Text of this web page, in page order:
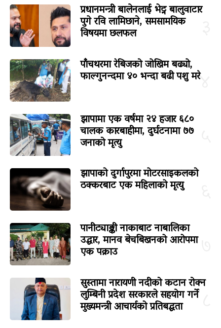
प्रधानमन्त्री बालेनलाई भेट्न बालुवाटार
पुगे रवि लामिछाने, समसामयिक
विषयमा छलफल
४
पाँचथरमा रेबिजको जोखिम बढ्यो,
फाल्गुनन्दमा ४० भन्दा बढी पशु मरे
झापामा एक वर्षमा २४ हजार ६८०
चालक कारबाहीमा, दुर्घटनामा ७७
जनाको मृत्यु
झापाको दुर्गापुरमा मोटरसाइकलको
ठक्करबाट एक महिलाको मृत्यु
पानीट्याङ्की नाकाबाट नाबालिका
उद्धार, मानव बेचबिखनको आरोपमा
एक पक्राउ
सुस्तामा नारायणी नदीको कटान रोक्न
लुम्बिनी प्रदेश सरकारले सहयोग गर्ने
मुख्यमन्त्री आचार्यको प्रतिबद्धता